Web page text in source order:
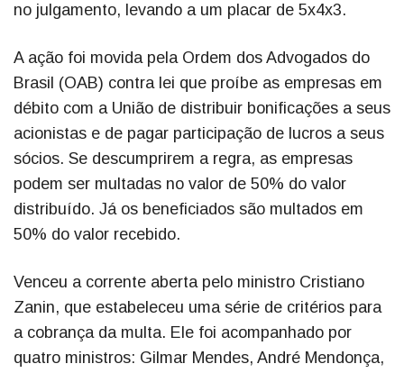
no julgamento, levando a um placar de 5x4x3.
A ação foi movida pela Ordem dos Advogados do
Brasil (OAB) contra lei que proíbe as empresas em
débito com a União de distribuir bonificações a seus
acionistas e de pagar participação de lucros a seus
sócios. Se descumprirem a regra, as empresas
podem ser multadas no valor de 50% do valor
distribuído. Já os beneficiados são multados em
50% do valor recebido.
Venceu a corrente aberta pelo ministro Cristiano
Zanin, que estabeleceu uma série de critérios para
a cobrança da multa. Ele foi acompanhado por
quatro ministros: Gilmar Mendes, André Mendonça,